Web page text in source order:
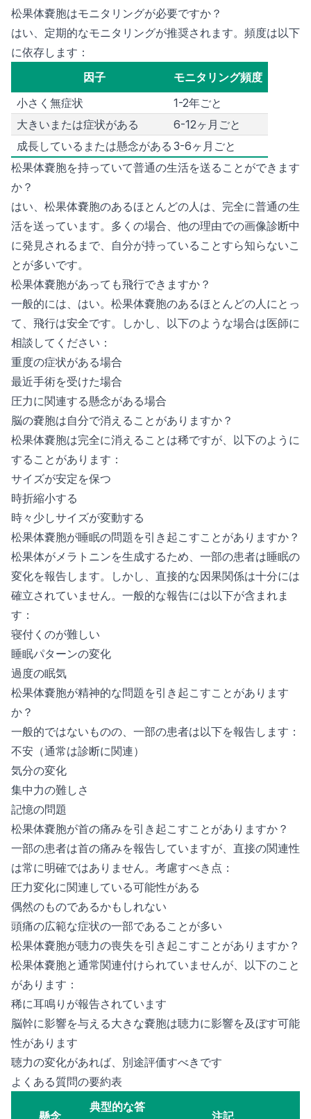
松果体嚢胞はモニタリングが必要ですか？
はい、定期的なモニタリングが推奨されます。頻度は以下
に依存します：
因子
モニタリング頻度
小さく無症状
1-2年ごと
大きいまたは症状がある
6-12ヶ月ごと
成長しているまたは懸念がある 3-6ヶ月ごと
松果体嚢胞を持っていて普通の生活を送ることができます
か？
はい、松果体嚢胞のあるほとんどの人は、完全に普通の生
活を送っています。多くの場合、他の理由での画像診断中
に発見されるまで、自分が持っていることすら知らないこ
とが多いです。
松果体嚢胞があっても飛行できますか？
一般的には、はい。松果体嚢胞のあるほとんどの人にとっ
て、飛行は安全です。しかし、以下のような場合は医師に
相談してください：
重度の症状がある場合
最近手術を受けた場合
圧力に関連する懸念がある場合
脳の嚢胞は自分で消えることがありますか？
松果体嚢胞は完全に消えることは稀ですが、以下のように
することがあります：
サイズが安定を保つ
時折縮小する
時々少しサイズが変動する
松果体嚢胞が睡眠の問題を引き起こすことがありますか？
松果体がメラトニンを生成するため、一部の患者は睡眠の
変化を報告します。しかし、直接的な因果関係は十分には
確立されていません。一般的な報告には以下が含まれま
す：
寝付くのが難しい
睡眠パターンの変化
過度の眠気
松果体嚢胞が精神的な問題を引き起こすことがあります
か？
一般的ではないものの、一部の患者は以下を報告します：
不安（通常は診断に関連）
気分の変化
集中力の難しさ
記憶の問題
松果体嚢胞が首の痛みを引き起こすことがありますか？
一部の患者は首の痛みを報告していますが、直接の関連性
は常に明確ではありません。考慮すべき点：
圧力変化に関連している可能性がある
偶然のものであるかもしれない
頭痛の広範な症状の一部であることが多い
松果体嚢胞が聴力の喪失を引き起こすことがありますか？
松果体嚢胞と通常関連付けられていませんが、以下のこと
があります：
稀に耳鳴りが報告されています
脳幹に影響を与える大きな嚢胞は聴力に影響を及ぼす可能
性があります
聴力の変化があれば、別途評価すべきです
よくある質問の要約表
懸念
典型的な答
注記